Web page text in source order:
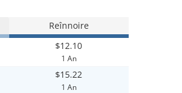
Reînnoire
$12.10
1 An
$15.22
1 An